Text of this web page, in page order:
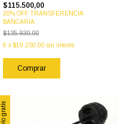
Colchoneta + Banda Circular +
Soga + Par Tobilleras 2kg
$115.500,00
20% OFF TRANSFERENCIA
BANCARIA
$135.930,00
6 x $19.250,00 sin interés
Envío gratis